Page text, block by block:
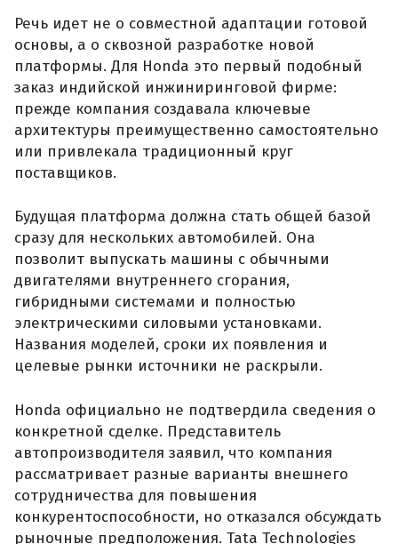
Речь идет не о совместной адаптации готовой
основы, а о сквозной разработке новой
платформы. Для Honda это первый подобный
заказ индийской инжиниринговой фирме:
прежде компания создавала ключевые
архитектуры преимущественно самостоятельно
или привлекала традиционный круг
поставщиков.
Будущая платформа должна стать общей базой
сразу для нескольких автомобилей. Она
позволит выпускать машины с обычными
двигателями внутреннего сгорания,
гибридными системами и полностью
электрическими силовыми установками.
Названия моделей, сроки их появления и
целевые рынки источники не раскрыли.
Honda официально не подтвердила сведения о
конкретной сделке. Представитель
автопроизводителя заявил, что компания
рассматривает разные варианты внешнего
сотрудничества для повышения
конкурентоспособности, но отказался обсуждать
рыночные предположения. Tata Technologies